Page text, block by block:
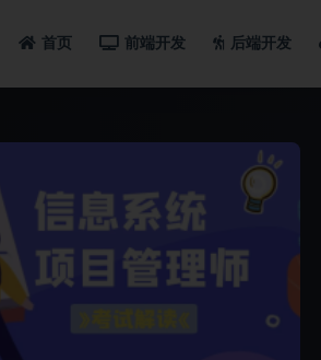
首页 前端开发 后端开发